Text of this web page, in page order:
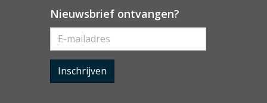
Nieuwsbrief ontvangen?
Inschrijven